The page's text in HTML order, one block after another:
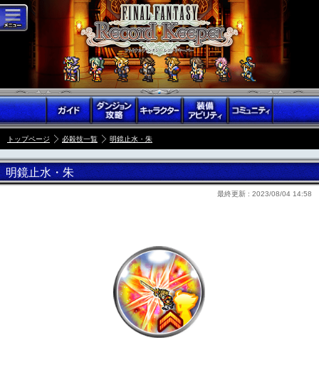
トップページ 必殺技一覧 明鏡止水・朱
明鏡止水・朱
最終更新 : 2023/08/04 14:58